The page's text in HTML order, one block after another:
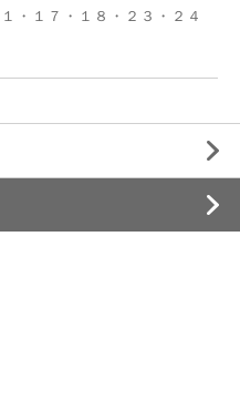
・１７・１８・２３・２４